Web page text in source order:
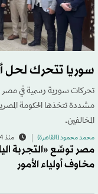
سوريا تتحرك لحل
تحركات سورية رسمية في
مشددة تتخذها الحكومة
المخالفين.
محمد محمود (القاهرة) منذ 4 ساعات
مصر توسِّع «التجربة
مخاوف أولياء الأمور